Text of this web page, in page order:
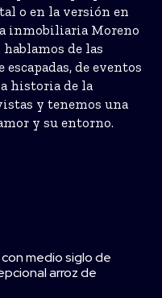
o en la versión en
inmobiliaria Moreno
de las
de eventos
historia de la
y tenemos una
y su entorno.
medio siglo de
arroz de